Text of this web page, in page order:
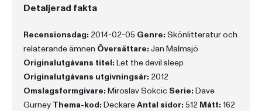
Detaljerad fakta
Recensionsdag: 2014-02-05 Genre: Skönlitteratur och
relaterande ämnen Översättare: Jan Malmsjö
Originalutgåvans titel: Let the devil sleep
Originalutgåvans utgivningsår: 2012
Omslagsformgivare: Miroslav Sokcic Serie: Dave
Gurney Thema-kod: DeckareAntal sidor: 512 Mått: 162